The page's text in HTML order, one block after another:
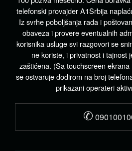
telefonski provajder A1Srbija
Iz svrhe poboljšanja rada i
obaveza i provere eventualnih
korisnika usluge svi razgovori se
ne koriste, i privatnost i tajnost
zaštićena. (Sa touchscreen
se ostvaruje dodirom na broj
prikazani operateri
✆